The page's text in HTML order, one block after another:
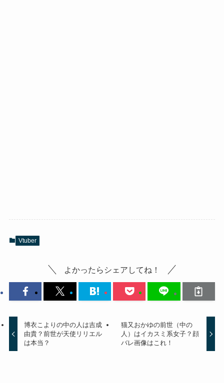
Vtuber
よかったらシェアしてね！
博衣こよりの中の人は吉成
由貴？前世が天使リリエル
は本当？
猫又おかゆの前世（中の
人）はイカスミ系女子？顔
バレ画像はこれ！